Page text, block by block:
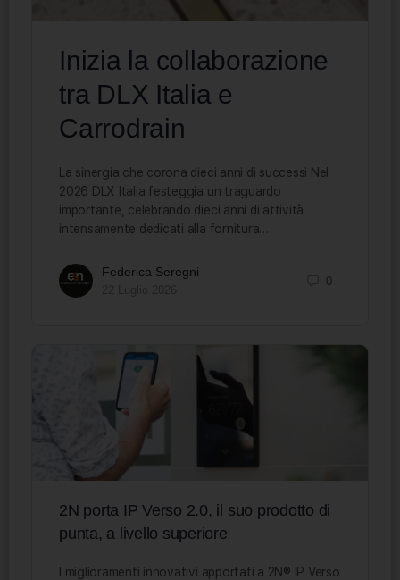
Inizia la collaborazione
tra DLX Italia e
Carrodrain
La sinergia che corona dieci anni di successi Nel
2026 DLX Italia festeggia un traguardo
importante, celebrando dieci anni di attività
intensamente dedicati alla fornitura…
Federica Seregni
0
2N porta IP Verso 2.0, il suo prodotto di
punta, a livello superiore
I miglioramenti innovativi apportati a 2N® IP Verso